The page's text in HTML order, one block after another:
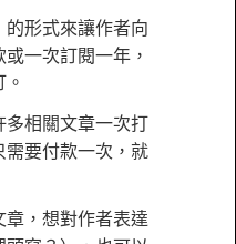
的形式來讓作者向
一次訂閱一年，
多相關文章一次打
要付款一次，就
章，想對作者表達